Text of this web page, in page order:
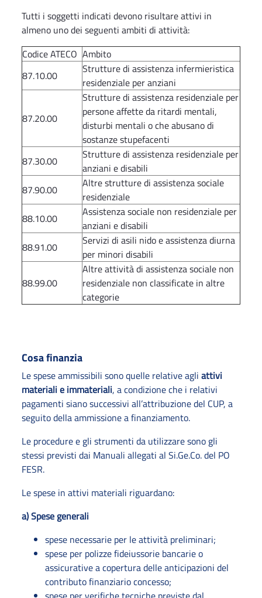
Tutti i soggetti indicati devono risultare attivi in
almeno uno dei seguenti ambiti di attività:
Codice ATECO Ambito
87.10.00
Strutture di assistenza infermieristica
residenziale per anziani
87.20.00
Strutture di assistenza residenziale per
persone affette da ritardi mentali,
disturbi mentali o che abusano di
sostanze stupefacenti
87.30.00
Strutture di assistenza residenziale per
anziani e disabili
87.90.00
Altre strutture di assistenza sociale
residenziale
88.10.00
Assistenza sociale non residenziale per
anziani e disabili
88.91.00
Servizi di asili nido e assistenza diurna
per minori disabili
88.99.00
Altre attività di assistenza sociale non
residenziale non classificate in altre
categorie
Cosa finanzia
Le spese ammissibili sono quelle relative agli attivi
materiali e immateriali, a condizione che i relativi
pagamenti siano successivi all’attribuzione del CUP, a
seguito della ammissione a finanziamento.
Le procedure e gli strumenti da utilizzare sono gli
stessi previsti dai Manuali allegati al Si.Ge.Co. del PO
FESR.
Le spese in attivi materiali riguardano:
a) Spese generali
spese necessarie per le attività preliminari;
spese per polizze fideiussorie bancarie o
assicurative a copertura delle anticipazioni del
contributo finanziario concesso;